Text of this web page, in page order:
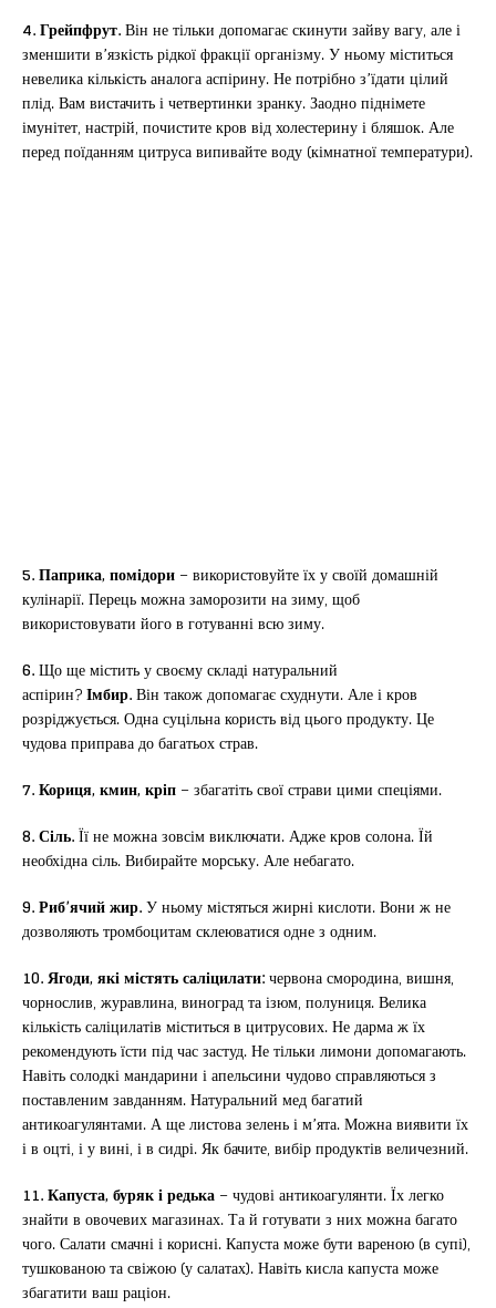
4. Грейпфрут.Він не тільки допомагає скинути зайву вагу, але і
зменшити в’язкість рідкої фракції організму. У ньому міститься
невелика кількість аналога аспірину. Не потрібно з’їдати цілий
плід. Вам вистачить і четвертинки зранку. Заодно піднімете
імунітет, настрій, почистите кров від холестерину і бляшок. Але
перед поїданням цитруса випивайте воду (кімнатної температури).
5. Паприка, помідори – використовуйте їх у своїй домашній
кулінарії. Перець можна заморозити на зиму, щоб
використовувати його в готуванні всю зиму.
6.Що ще містить у своєму складі натуральний
аспірин?Імбир.Він також допомагає схуднути. Але і кров
розріджується. Одна суцільна користь від цього продукту. Це
чудова приправа до багатьох страв.
7. Кориця, кмин, кріп – збагатіть свої страви цими спеціями.
8. Сіль.Її не можна зовсім виключати. Адже кров солона. Їй
необхідна сіль. Вибирайте морську. Але небагато.
9. Риб’ячий жир.У ньому містяться жирні кислоти. Вони ж не
дозволяють тромбоцитам склеюватися одне з одним.
10. Ягоди, які містять саліцилати:червона смородина, вишня,
чорнослив, журавлина, виноград та ізюм, полуниця. Велика
кількість саліцилатів міститься в цитрусових. Не дарма ж їх
рекомендують їсти під час застуд. Не тільки лимони допомагають.
Навіть солодкі мандарини і апельсини чудово справляються з
поставленим завданням. Натуральний мед багатий
антикоагулянтами. А ще листова зелень і м’ята. Можна виявити їх
і в оцті, і у вині, і в сидрі. Як бачите, вибір продуктів величезний.
11. Капуста, буряк і редька – чудові антикоагулянти. Їх легко
знайти в овочевих магазинах. Та й готувати з них можна багато
чого. Салати смачні і корисні. Капуста може бути вареною (в супі),
тушкованою та свіжою (у салатах). Навіть кисла капуста може
збагатити ваш раціон.